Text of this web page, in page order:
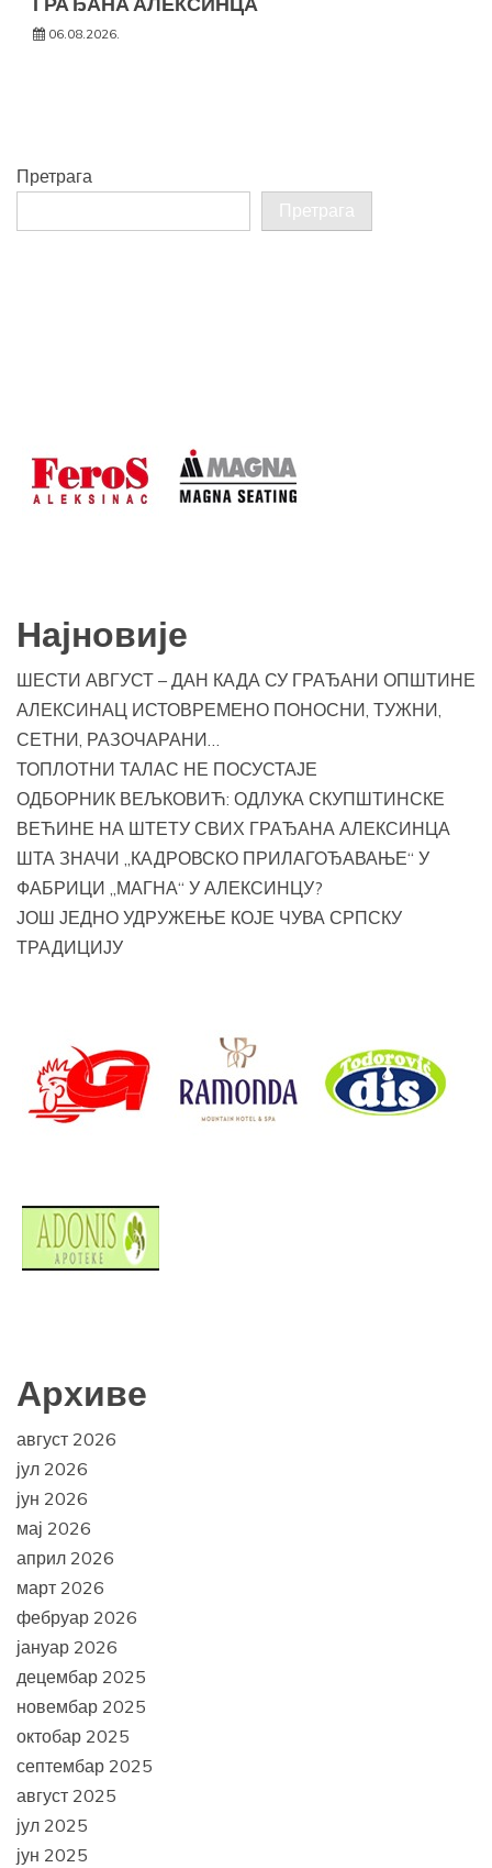
06.08.2026.
Претрага
Претрага
Најновије
ШЕСТИ АВГУСТ – ДАН КАДА СУ ГРАЂАНИ ОПШТИНЕ
АЛЕКСИНАЦ ИСТОВРЕМЕНО ПОНОСНИ, ТУЖНИ,
СЕТНИ, РАЗОЧАРАНИ…
ТОПЛОТНИ ТАЛАС НЕ ПОСУСТАЈЕ
ОДБОРНИК ВЕЉКОВИЋ: ОДЛУКА СКУПШТИНСКЕ
ВЕЋИНЕ НА ШТЕТУ СВИХ ГРАЂАНА АЛЕКСИНЦА
ШТА ЗНАЧИ „КАДРОВСКО ПРИЛАГОЂАВАЊЕ“ У
ФАБРИЦИ „МАГНА“ У АЛЕКСИНЦУ?
ЈОШ ЈЕДНО УДРУЖЕЊЕ КОЈЕ ЧУВА СРПСКУ
ТРАДИЦИЈУ
Архиве
август 2026
јул 2026
јун 2026
мај 2026
април 2026
март 2026
фебруар 2026
јануар 2026
децембар 2025
новембар 2025
октобар 2025
септембар 2025
август 2025
јул 2025
јун 2025